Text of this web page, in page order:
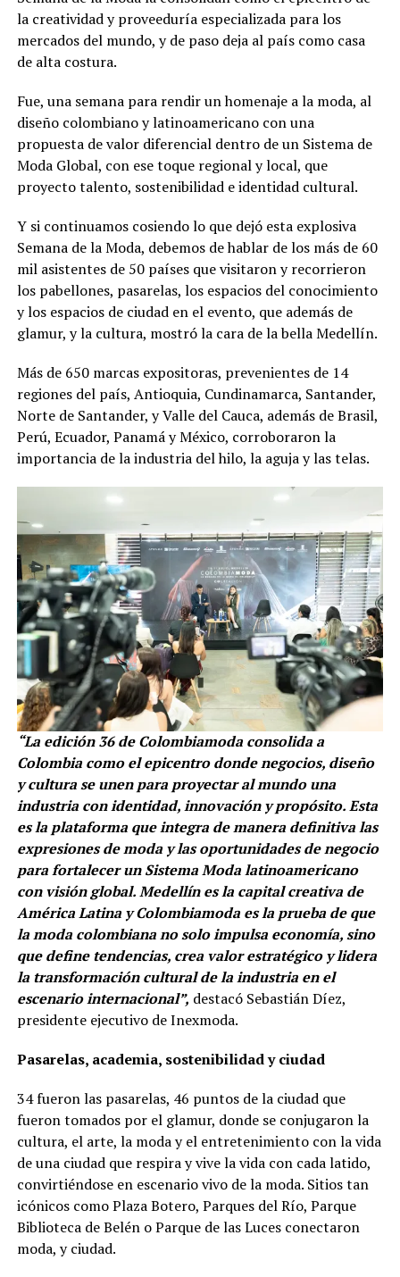
la creatividad y proveeduría especializada para los
mercados del mundo, y de paso deja al país como casa
de alta costura.
Fue, una semana para rendir un homenaje a la moda, al
diseño colombiano y latinoamericano con una
propuesta de valor diferencial dentro de un Sistema de
Moda Global, con ese toque regional y local, que
proyecto talento, sostenibilidad e identidad cultural.
Y si continuamos cosiendo lo que dejó esta explosiva
Semana de la Moda, debemos de hablar de los más de 60
mil asistentes de 50 países que visitaron y recorrieron
los pabellones, pasarelas, los espacios del conocimiento
y los espacios de ciudad en el evento, que además de
glamur, y la cultura, mostró la cara de la bella Medellín.
Más de 650 marcas expositoras, prevenientes de 14
regiones del país, Antioquia, Cundinamarca, Santander,
Norte de Santander, y Valle del Cauca, además de Brasil,
Perú, Ecuador, Panamá y México, corroboraron la
importancia de la industria del hilo, la aguja y las telas.
“La edición 36 de Colombiamoda consolida a
Colombia como el epicentro donde negocios, diseño
y cultura se unen para proyectar al mundo una
industria con identidad, innovación y propósito. Esta
es la plataforma que integra de manera definitiva las
expresiones de moda y las oportunidades de negocio
para fortalecer un Sistema Moda latinoamericano
con visión global. Medellín es la capital creativa de
América Latina y Colombiamoda es la prueba de que
la moda colombiana no solo impulsa economía, sino
que define tendencias, crea valor estratégico y lidera
la transformación cultural de la industria en el
escenario internacional”, destacó Sebastián Díez,
presidente ejecutivo de Inexmoda.
Pasarelas, academia, sostenibilidad y ciudad
34 fueron las pasarelas, 46 puntos de la ciudad que
fueron tomados por el glamur, donde se conjugaron la
cultura, el arte, la moda y el entretenimiento con la vida
de una ciudad que respira y vive la vida con cada latido,
convirtiéndose en escenario vivo de la moda. Sitios tan
icónicos como Plaza Botero, Parques del Río, Parque
Biblioteca de Belén o Parque de las Luces conectaron
moda, y ciudad.